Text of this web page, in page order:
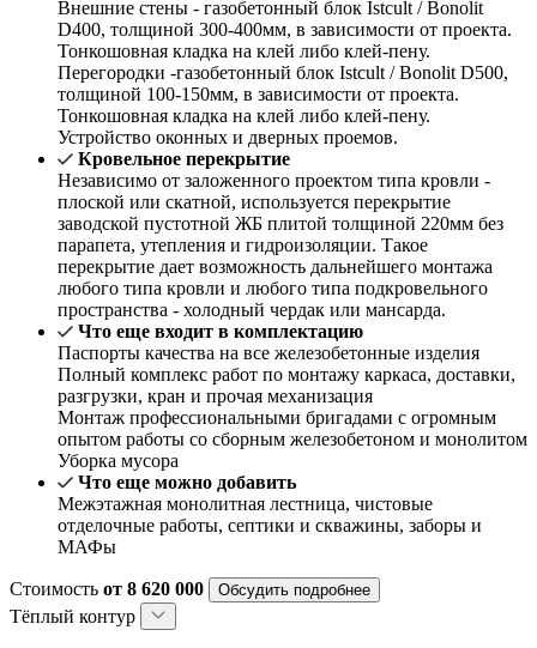
Внешние стены - газобетонный блок Istcult / Bonolit
D400, толщиной 300-400мм, в зависимости от проекта.
Тонкошовная кладка на клей либо клей-пену.
Перегородки -газобетонный блок Istcult / Bonolit D500,
толщиной 100-150мм, в зависимости от проекта.
Тонкошовная кладка на клей либо клей-пену.
Устройство оконных и дверных проемов.
Кровельное перекрытие
Независимо от заложенного проектом типа кровли -
плоской или скатной, используется перекрытие
заводской пустотной ЖБ плитой толщиной 220мм без
парапета, утепления и гидроизоляции. Такое
перекрытие дает возможность дальнейшего монтажа
любого типа кровли и любого типа подкровельного
пространства - холодный чердак или мансарда.
Что еще входит в комплектацию
Паспорты качества на все железобетонные изделия
Полный комплекс работ по монтажу каркаса, доставки,
разгрузки, кран и прочая механизация
Монтаж профессиональными бригадами с огромным
опытом работы со сборным железобетоном и монолитом
Уборка мусора
Что еще можно добавить
Межэтажная монолитная лестница, чистовые
отделочные работы, септики и скважины, заборы и
МАФы
Стоимость от 8 620 000 Обсудить подробнее
Тёплый контур